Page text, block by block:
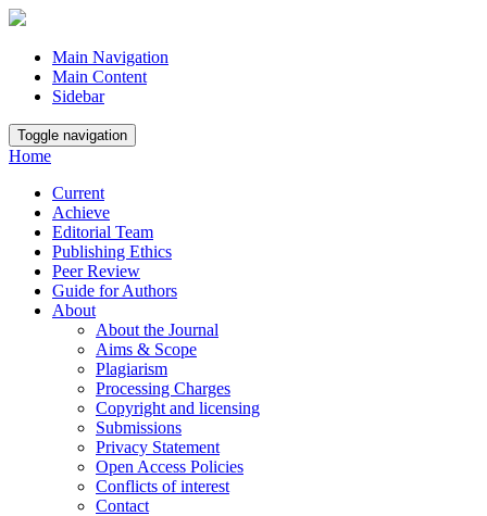
Main Navigation
Main Content
Sidebar
Toggle navigation
Home
Current
Achieve
Editorial Team
Publishing Ethics
Peer Review
Guide for Authors
About
About the Journal
Aims & Scope
Plagiarism
Processing Charges
Copyright and licensing
Submissions
Privacy Statement
Open Access Policies
Conflicts of interest
Contact